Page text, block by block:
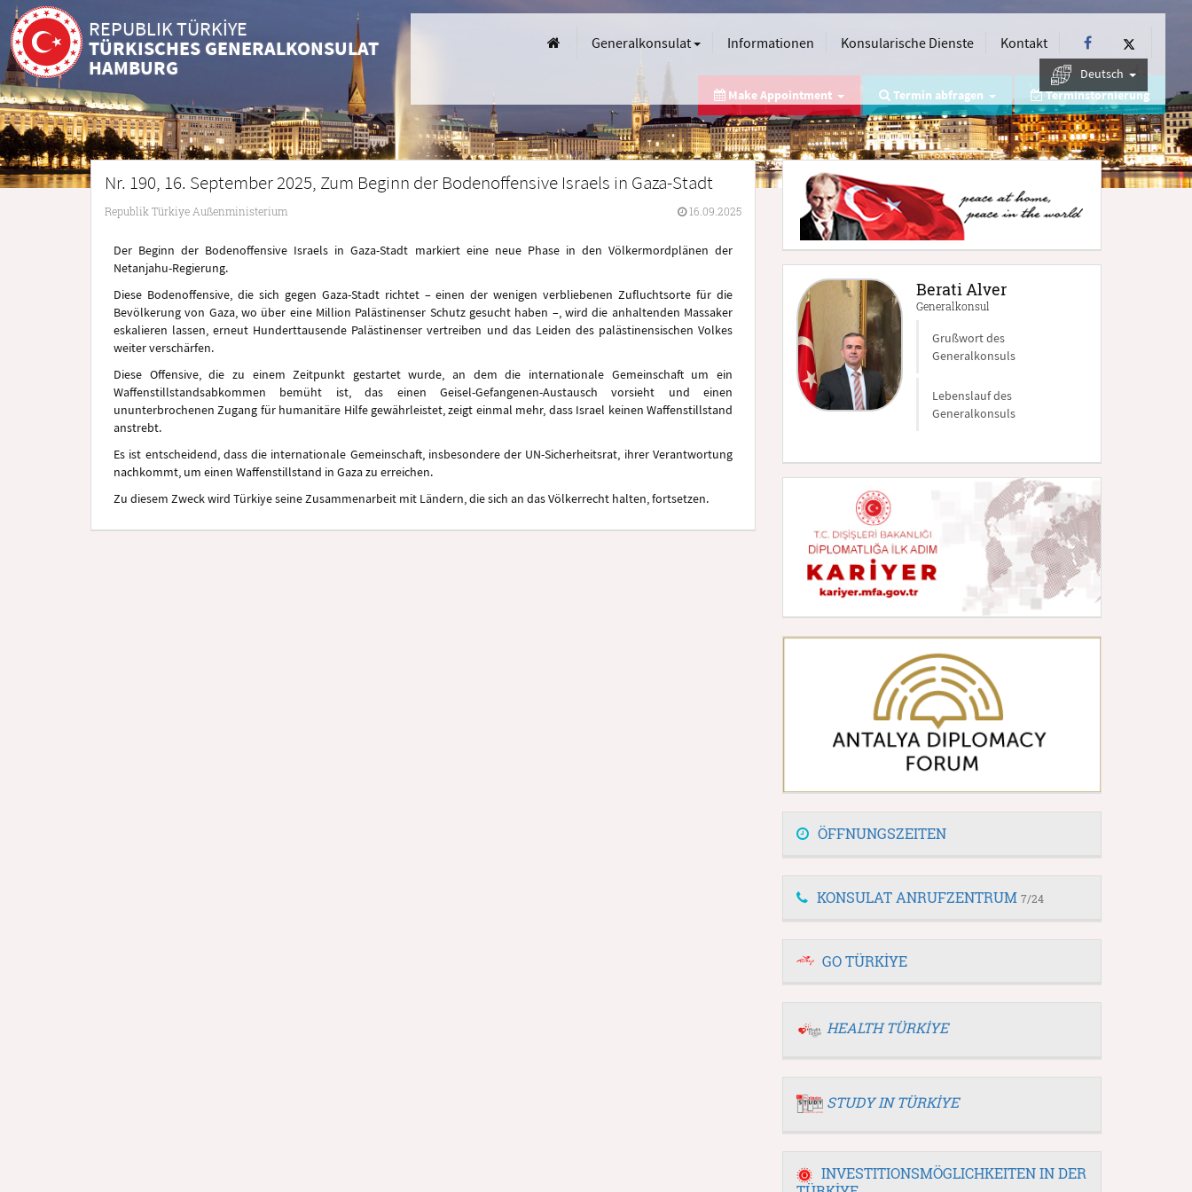
REPUBLIK TÜRKİYE
TÜRKISCHES GENERALKONSULAT
HAMBURG
Generalkonsulat Informationen Konsularische Dienste Kontakt
Deutsch
Make Appointment
Termin abfragen Terminstornierung
Nr. 190, 16. September 2025, Zum Beginn der Bodenoffensive Israels in Gaza-Stadt
Republik Türkiye Außenministerium 16.09.2025
Der Beginn der Bodenoffensive Israels in Gaza-Stadt markiert eine neue Phase in den Völkermordplänen der
Netanjahu-Regierung.
Diese Bodenoffensive, die sich gegen Gaza-Stadt richtet – einen der wenigen verbliebenen Zufluchtsorte für die
Bevölkerung von Gaza, wo über eine Million Palästinenser Schutz gesucht haben –, wird die anhaltenden Massaker
eskalieren lassen, erneut Hunderttausende Palästinenser vertreiben und das Leiden des palästinensischen Volkes
weiter verschärfen.
Diese Offensive, die zu einem Zeitpunkt gestartet wurde, an dem die internationale Gemeinschaft um ein
Waffenstillstandsabkommen bemüht ist, das einen Geisel-Gefangenen-Austausch vorsieht und einen
ununterbrochenen Zugang für humanitäre Hilfe gewährleistet, zeigt einmal mehr, dass Israel keinen Waffenstillstand
anstrebt.
Es ist entscheidend, dass die internationale Gemeinschaft, insbesondere der UN-Sicherheitsrat, ihrer Verantwortung
nachkommt, um einen Waffenstillstand in Gaza zu erreichen.
Zu diesem Zweck wird Türkiye seine Zusammenarbeit mit Ländern, die sich an das Völkerrecht halten, fortsetzen.
Berati Alver
Generalkonsul
Grußwort des
Generalkonsuls
Lebenslauf des
Generalkonsuls
ÖFFNUNGSZEITEN
KONSULAT ANRUFZENTRUM 7/24
GO TÜRKİYE
HEALTH TÜRKİYE
STUDY IN TÜRKİYE
INVESTITIONSMÖGLICHKEITEN IN DER